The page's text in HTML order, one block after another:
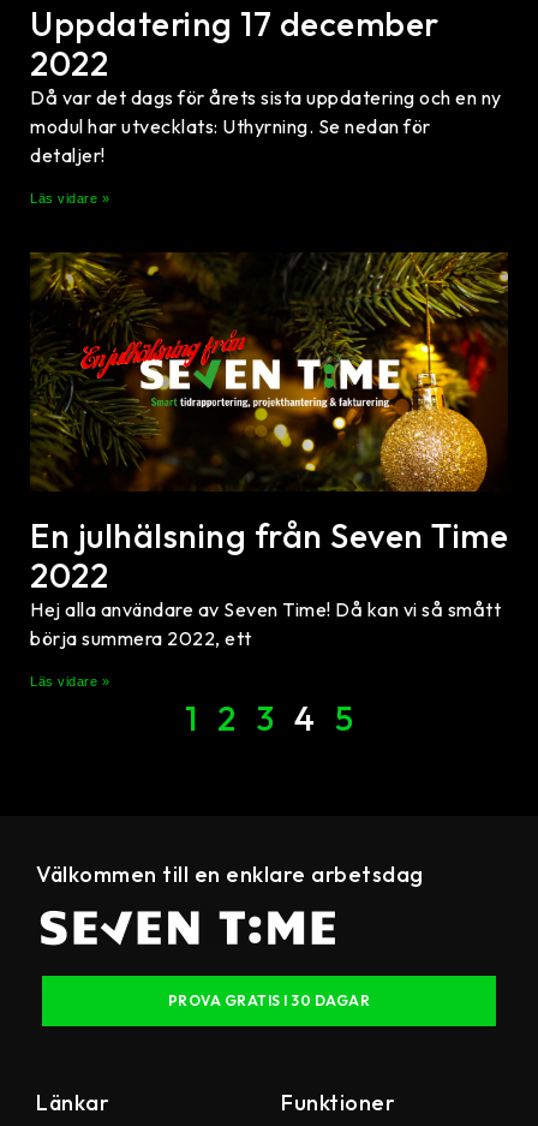
Uppdatering 17 december
2022
Då var det dags för årets sista uppdatering och en ny
modul har utvecklats: Uthyrning. Se nedan för
detaljer!
Läs vidare »
En julhälsning från Seven Time
2022
Hej alla användare av Seven Time! Då kan vi så smått
börja summera 2022, ett
Läs vidare »
1 2 3 4 5
Välkommen till en enklare arbetsdag
PROVA GRATIS I 30 DAGAR
Länkar Funktioner